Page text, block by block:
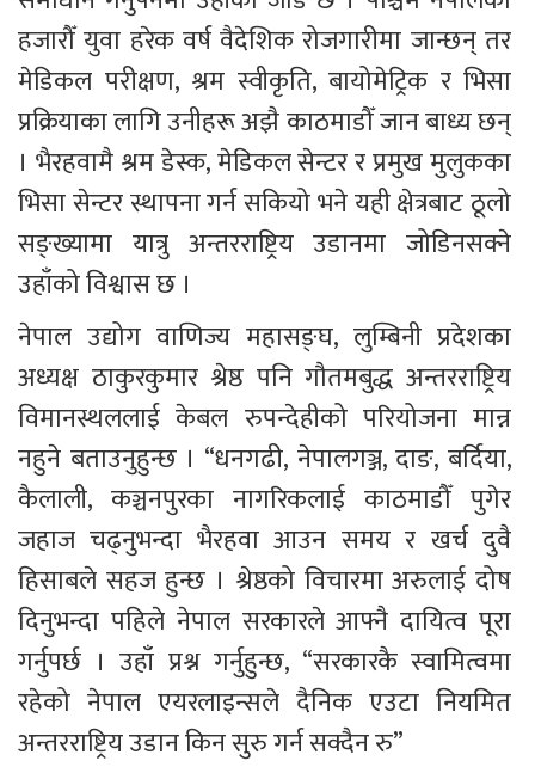
हजारौँ युवा हरेक वर्ष वैदेशिक रोजगारीमा जान्छन् तर
मेडिकल परीक्षण, श्रम स्वीकृति, बायोमेट्रिक र भिसा
प्रक्रियाका लागि उनीहरू अझै काठमाडौँ जान बाध्य छन्
। भैरहवामै श्रम डेस्क, मेडिकल सेन्टर र प्रमुख मुलुकका
भिसा सेन्टर स्थापना गर्न सकियो भने यही क्षेत्रबाट ठूलो
सङ्ख्यामा यात्रु अन्तरराष्ट्रिय उडानमा जोडिनसक्ने
उहाँको विश्वास छ ।
नेपाल उद्योग वाणिज्य महासङ्घ, लुम्बिनी प्रदेशका
अध्यक्ष ठाकुरकुमार श्रेष्ठ पनि गौतमबुद्ध अन्तरराष्ट्रिय
विमानस्थललाई केबल रुपन्देहीको परियोजना मान्न
नहुने बताउनुहुन्छ । “धनगढी, नेपालगञ्ज, दाङ, बर्दिया,
कैलाली, कञ्चनपुरका नागरिकलाई काठमाडौँ पुगेर
जहाज चढ्नुभन्दा भैरहवा आउन समय र खर्च दुवै
हिसाबले सहज हुन्छ । श्रेष्ठको विचारमा अरुलाई दोष
दिनुभन्दा पहिले नेपाल सरकारले आफ्नै दायित्व पूरा
गर्नुपर्छ । उहाँ प्रश्न गर्नुहुन्छ, “सरकारकै स्वामित्वमा
रहेको नेपाल एयरलाइन्सले दैनिक एउटा नियमित
अन्तरराष्ट्रिय उडान किन सुरु गर्न सक्दैन रु”